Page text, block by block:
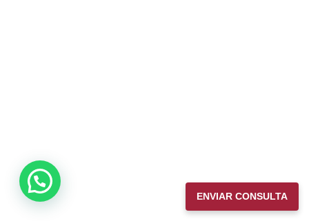
ENVIAR CONSULTA